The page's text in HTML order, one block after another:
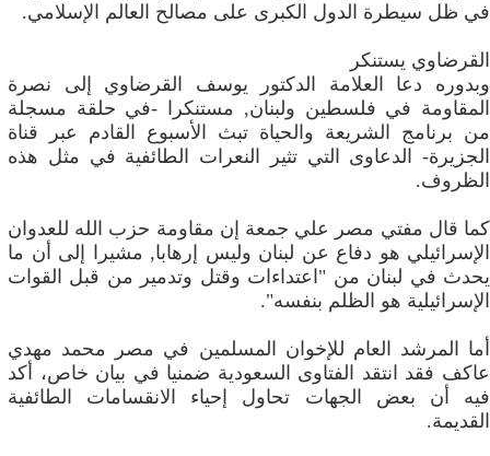
في ظل سيطرة الدول الكبرى على مصالح العالم الإسلامي.
القرضاوي يستنكر
وبدوره دعا العلامة الدكتور يوسف القرضاوي إلى نصرة
المقاومة في فلسطين ولبنان, مستنكرا -في حلقة مسجلة
من برنامج الشريعة والحياة تبث الأسبوع القادم عبر قناة
الجزيرة- الدعاوى التي تثير النعرات الطائفية في مثل هذه
الظروف.
كما قال مفتي مصر علي جمعة إن مقاومة حزب الله للعدوان
الإسرائيلي هو دفاع عن لبنان وليس إرهابا, مشيرا إلى أن ما
يحدث في لبنان من "اعتداءات وقتل وتدمير من قبل القوات
الإسرائيلية هو الظلم بنفسه".
أما المرشد العام للإخوان المسلمين في مصر محمد مهدي
عاكف فقد انتقد الفتاوى السعودية ضمنيا في بيان خاص، أكد
فيه أن بعض الجهات تحاول إحياء الانقسامات الطائفية
القديمة.